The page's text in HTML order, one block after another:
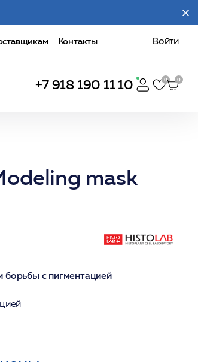
Контакты Войти
+7 918 190 11 10
mask
борьбы с пигментацией